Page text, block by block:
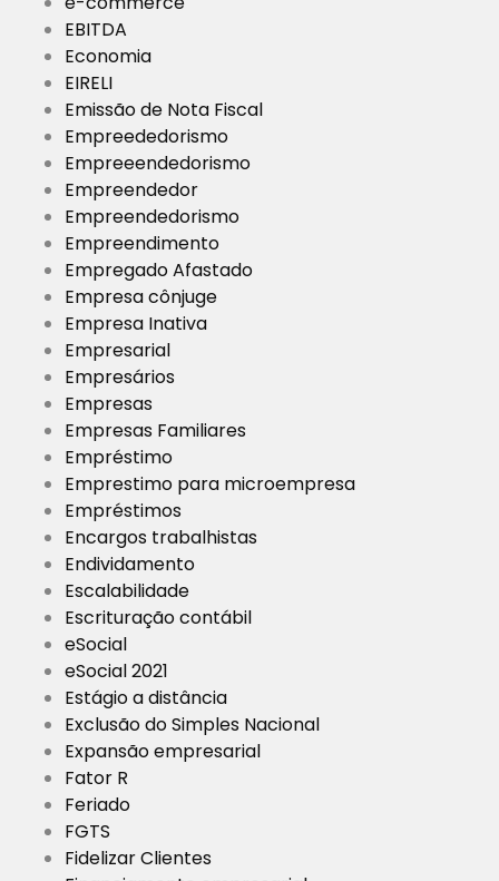
EBITDA
Economia
EIRELI
Emissão de Nota Fiscal
Empreededorismo
Empreeendedorismo
Empreendedor
Empreendedorismo
Empreendimento
Empregado Afastado
Empresa cônjuge
Empresa Inativa
Empresarial
Empresários
Empresas
Empresas Familiares
Empréstimo
Emprestimo para microempresa
Empréstimos
Encargos trabalhistas
Endividamento
Escalabilidade
Escrituração contábil
eSocial
eSocial 2021
Estágio a distância
Exclusão do Simples Nacional
Expansão empresarial
Fator R
Feriado
FGTS
Fidelizar Clientes